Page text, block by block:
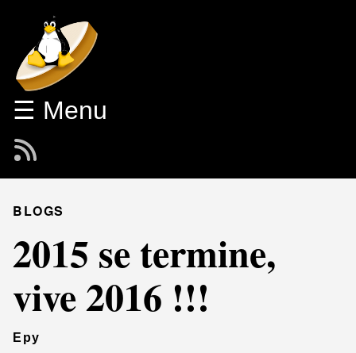
☰ Menu
BLOGS
2015 se termine,
vive 2016 !!!
Epy